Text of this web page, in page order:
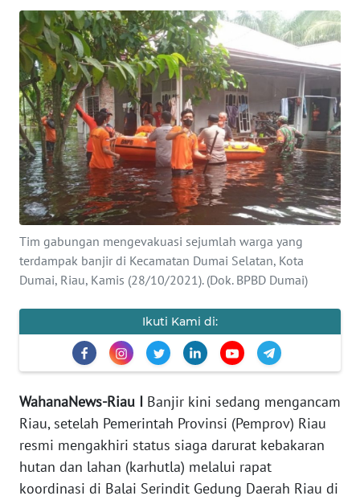
Tim gabungan mengevakuasi sejumlah warga yang
terdampak banjir di Kecamatan Dumai Selatan, Kota
Dumai, Riau, Kamis (28/10/2021). (Dok. BPBD Dumai)
Ikuti Kami di:
WahanaNews-Riau I Banjir kini sedang mengancam
Riau, setelah Pemerintah Provinsi (Pemprov) Riau
resmi mengakhiri status siaga darurat kebakaran
hutan dan lahan (karhutla) melalui rapat
koordinasi di Balai Serindit Gedung Daerah Riau di
HUKRIM
OPINI
PERISTIWA
Informasi
INDEKS
BERITA
KONTAK
KAMI
IKLAN
TENTANG
KAMI
PEDOMAN
MEDIA
SIBER